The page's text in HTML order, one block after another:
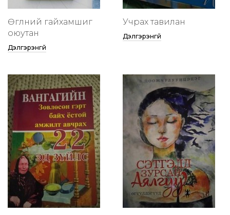
Өглөөний гайхамшиг
оюутан
Дэлгэрэнгүй
Учрах тавилан
Дэлгэрэнгүй